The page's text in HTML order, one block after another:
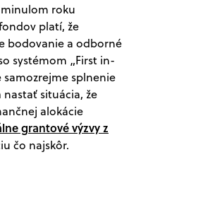
minulom roku
platí, že
bodovanie a odborné
systémom „First in-
splnenie
situácia, že
alokácie
grantové výzvy z
čo najskôr.